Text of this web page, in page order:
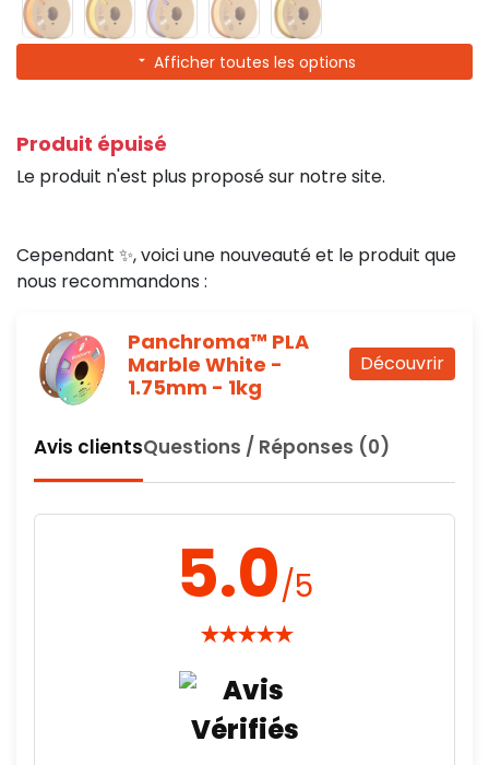
Afficher toutes les options
Produit épuisé
Le produit n'est plus proposé sur notre site.
Cependant ✨, voici une nouveauté et le produit que
nous recommandons :
Découvrir
Panchroma™ PLA
Marble White -
1.75mm - 1kg
Avis clientsQuestions / Réponses (0)
5.0/5
★★★★★